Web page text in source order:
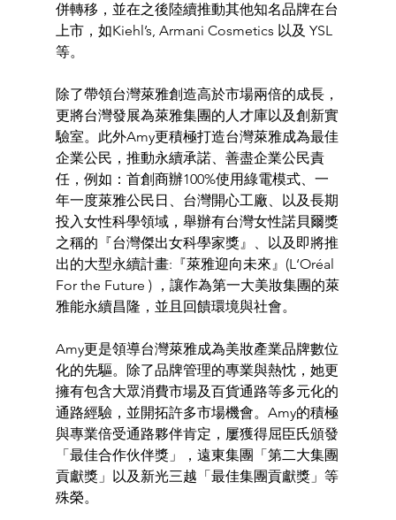
併轉移，並在之後陸續推動其他知名品牌在台
上市，如Kiehl’s, Armani Cosmetics 以及 YSL
等。
除了帶領台灣萊雅創造高於市場兩倍的成長，
更將台灣發展為萊雅集團的人才庫以及創新實
驗室。此外Amy更積極打造台灣萊雅成為最佳
企業公民，推動永續承諾、善盡企業公民責
任，例如：首創商辦100%使用綠電模式、一
年一度萊雅公民日、台灣開心工廠、以及長期
投入女性科學領域，舉辦有台灣女性諾貝爾獎
之稱的『台灣傑出女科學家獎』、以及即將推
出的大型永續計畫:『萊雅迎向未來』(L‘Oréal
For the Future ) ，讓作為第一大美妝集團的萊
雅能永續昌隆，並且回饋環境與社會。
Amy更是領導台灣萊雅成為美妝產業品牌數位
化的先驅。除了品牌管理的專業與熱忱，她更
擁有包含大眾消費市場及百貨通路等多元化的
通路經驗，並開拓許多市場機會。Amy的積極
與專業倍受通路夥伴肯定，屢獲得屈臣氏頒發
「最佳合作伙伴獎」，遠東集團「第二大集團
貢獻獎」以及新光三越「最佳集團貢獻獎」等
殊榮。